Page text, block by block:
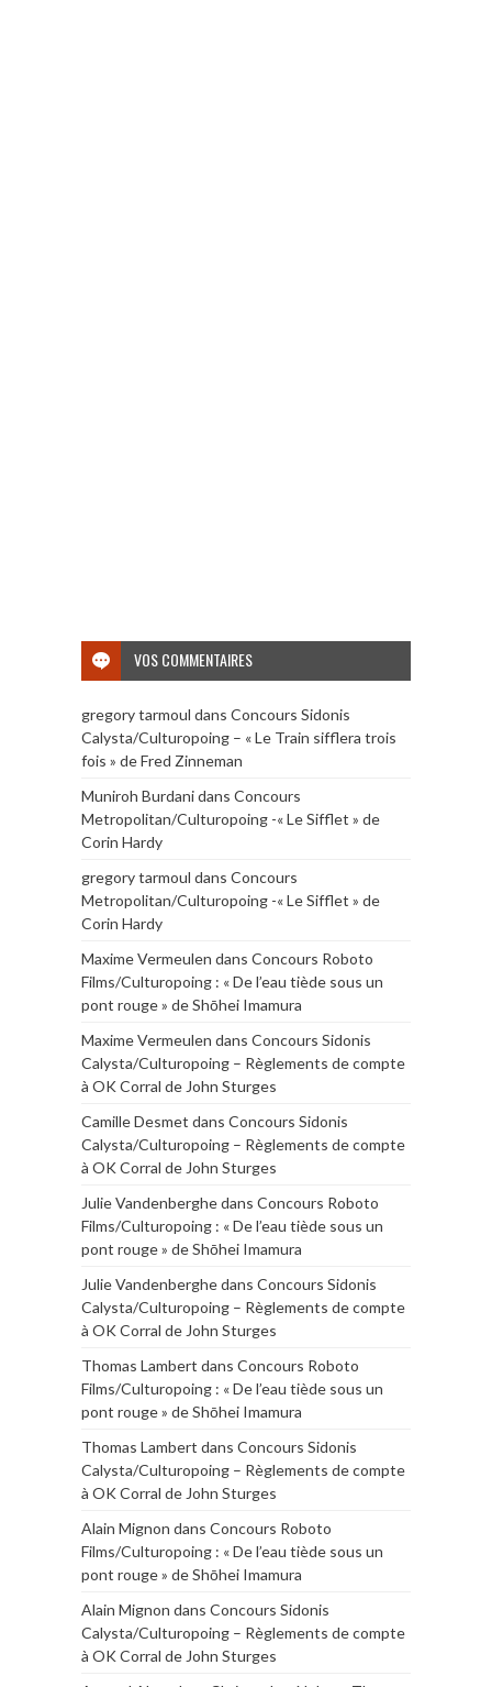
VOS COMMENTAIRES
gregory tarmoul dans Concours Sidonis
Calysta/Culturopoing – « Le Train sifflera trois
fois » de Fred Zinneman
Muniroh Burdanidans Concours
Metropolitan/Culturopoing -« Le Sifflet » de
Corin Hardy
gregory tarmoul dans Concours
Metropolitan/Culturopoing -« Le Sifflet » de
Corin Hardy
Maxime Vermeulen dans Concours Roboto
Films/Culturopoing : « De l’eau tiède sous un
pont rouge » de Shōhei Imamura
Maxime Vermeulen dans Concours Sidonis
Calysta/Culturopoing – Règlements de compte
à OK Corral de John Sturges
Camille Desmet dans Concours Sidonis
Calysta/Culturopoing – Règlements de compte
à OK Corral de John Sturges
Julie Vandenberghedans Concours Roboto
Films/Culturopoing : « De l’eau tiède sous un
pont rouge » de Shōhei Imamura
Julie Vandenberghedans Concours Sidonis
Calysta/Culturopoing – Règlements de compte
à OK Corral de John Sturges
Thomas Lambert dans Concours Roboto
Films/Culturopoing : « De l’eau tiède sous un
pont rouge » de Shōhei Imamura
Thomas Lambert dans Concours Sidonis
Calysta/Culturopoing – Règlements de compte
à OK Corral de John Sturges
Alain Mignon dans Concours Roboto
Films/Culturopoing : « De l’eau tiède sous un
pont rouge » de Shōhei Imamura
Alain Mignon dans Concours Sidonis
Calysta/Culturopoing – Règlements de compte
à OK Corral de John Sturges